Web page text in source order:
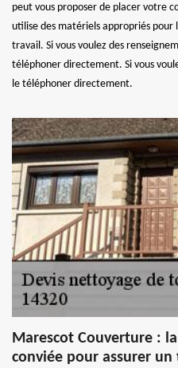
peut vous proposer de placer votre
utilise des matériels appropriés
travail. Si vous voulez des
téléphoner directement. Si vous
le téléphoner directement.
Marescot Couverture :
conviée pour assurer